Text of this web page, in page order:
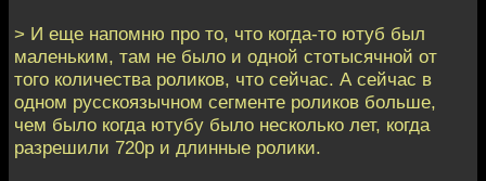
> И еще напомню про то, что когда-то ютуб был
маленьким, там не было и одной стотысячной от
того количества роликов, что сейчас. А сейчас в
одном русскоязычном сегменте роликов больше,
чем было когда ютубу было несколько лет, когда
разрешили 720p и длинные ролики.